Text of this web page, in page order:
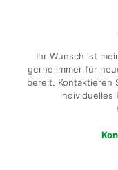
Ihr Wunsch ist
gerne immer für
bereit. Kontaktieren
individuelles